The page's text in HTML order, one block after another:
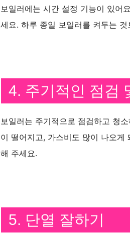
보일러에는 시간 설정 기능이 있어
세요. 하루 종일 보일러를 켜두는
4. 주기적인 점검
보일러는 주기적으로 점검하고 청
이 떨어지고, 가스비도 많이 나오게
해 주세요.
5. 단열 잘하기